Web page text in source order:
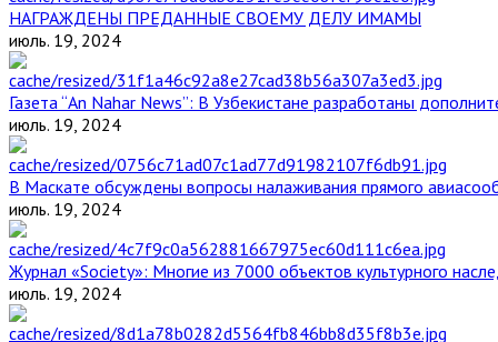
НАГРАЖДЕНЫ ПРЕДАННЫЕ СВОЕМУ ДЕЛУ ИМАМЫ
июль. 19, 2024
Газета “An Nahar News”: В Узбекистане разработаны
июль. 19, 2024
В Маскате обсуждены вопросы налаживания прямого
июль. 19, 2024
Журнал «Society»: Многие из 7000 объектов культурного
июль. 19, 2024